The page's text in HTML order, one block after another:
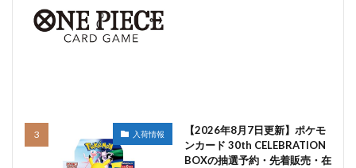
入荷情報
【2026年8月7日更新】ポケモ
ンカード 30th CELEBRATION
BOXの抽選予約・先着販売・在